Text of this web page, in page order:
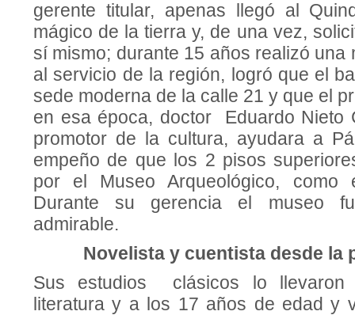
gerente titular, apenas llegó al
mágico de la tierra y, de una vez,
sí mismo; durante 15 años realizó una
al servicio de la región, logró que el
sede moderna de la calle 21 y que el
en esa época, doctor Eduardo Nieto
promotor de la cultura, ayudara a
empeño de que los 2 pisos
por el Museo Arqueológico, como
Durante su gerencia el museo
admirable.
Novelista y cuentista desde la
Sus estudios clásicos lo
literatura y a los 17 años de edad y